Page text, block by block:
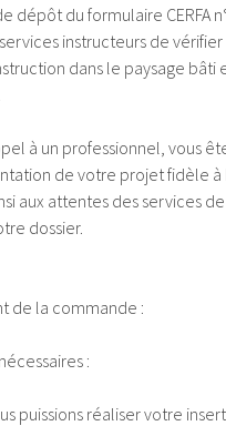
dépôt du formulaire CERFA
instructeurs de
dans le paysage bâti
à un professionnel, vous
de votre projet fidèle
aux attentes des services
dossier.
de la commande :
:
puissions réaliser votre